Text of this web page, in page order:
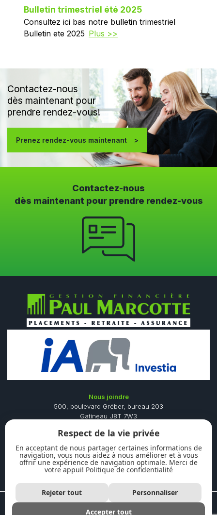
Bulletin trimestriel été 2025
Consultez ici bas notre bulletin trimestriel
Bulletin ete 2025 Plus >>
Contactez-nous
dès maintenant pour
prendre rendez-vous!
Prenez rendez-vous maintenant
Nous joindre
500, boulevard Gréber, bureau 203
Gatineau J8T 7W3
Télécopieur :819 561-6877
Sans frais :877 561-7878
Heures d'ouverture
Lundi au Jeudi : de 8h00 à 16h30
Vendredi : de 8h00 à 13h00
© 2016 - 2026 Paul Marcotte Tous droits réservés. Avis légal|
Politique de confidentialité
Contactez-nous
dès maintenant pour prendre rendez-vous
Respect de la vie privée
En acceptant de nous partager certaines informations de
navigation, vous nous aidez à nous améliorer et à vous
offrir une expérience de navigation optimale. Merci de
votre appui! Politique de confidentialité
Rejeter tout Personnaliser
Accepter tout